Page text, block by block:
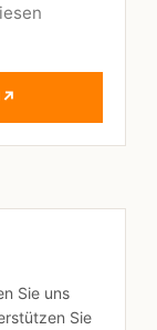
↗
Sie uns
Sie